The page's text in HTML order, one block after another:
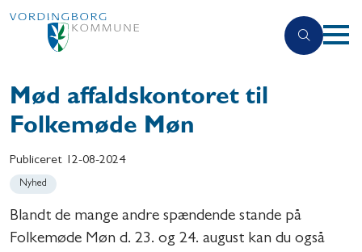
Mød affaldskontoret til
Folkemøde Møn
Publiceret 12-08-2024
Nyhed
Blandt de mange andre spændende stande på
Folkemøde Møn d. 23. og 24. august kan du også